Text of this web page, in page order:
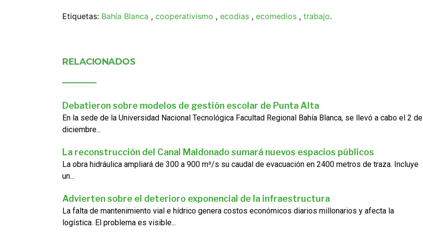
Etiquetas: Bahía Blanca , cooperativismo , ecodias , ecomedios , trabajo.
RELACIONADOS
Debatieron sobre modelos de gestión escolar de Punta Alta
En la sede de la Universidad Nacional Tecnológica Facultad Regional Bahía Blanca, se llevó a cabo el 2 de
diciembre...
La reconstrucción del Canal Maldonado sumará nuevos espacios públicos
La obra hidráulica ampliará de 300 a 900 m³/s su caudal de evacuación en 2400 metros de traza. Incluye
un...
Advierten sobre el deterioro exponencial de la infraestructura
La falta de mantenimiento vial e hídrico genera costos económicos diarios millonarios y afecta la
logística. El problema es visible...